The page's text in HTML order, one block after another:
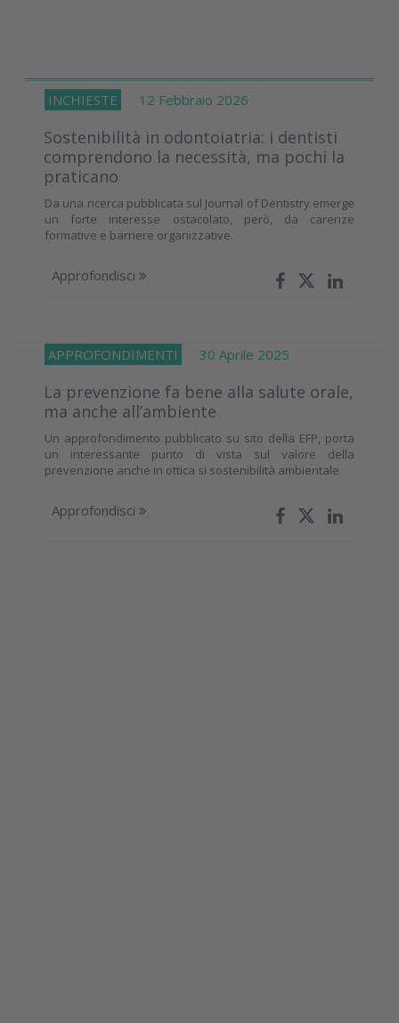
INCHIESTE 12 Febbraio 2026
Sostenibilità in odontoiatria: i dentisti
comprendono la necessità, ma pochi la
praticano
Da una ricerca pubblicata sul Journal of Dentistry emerge
un forte interesse ostacolato, però, da carenze
formative e barriere organizzative.
Approfondisci
APPROFONDIMENTI 30 Aprile 2025
La prevenzione fa bene alla salute orale,
ma anche all’ambiente
Un approfondimento pubblicato su sito della EFP, porta
un interessante punto di vista sul valore della
prevenzione anche in ottica si sostenibilità ambientale
Approfondisci